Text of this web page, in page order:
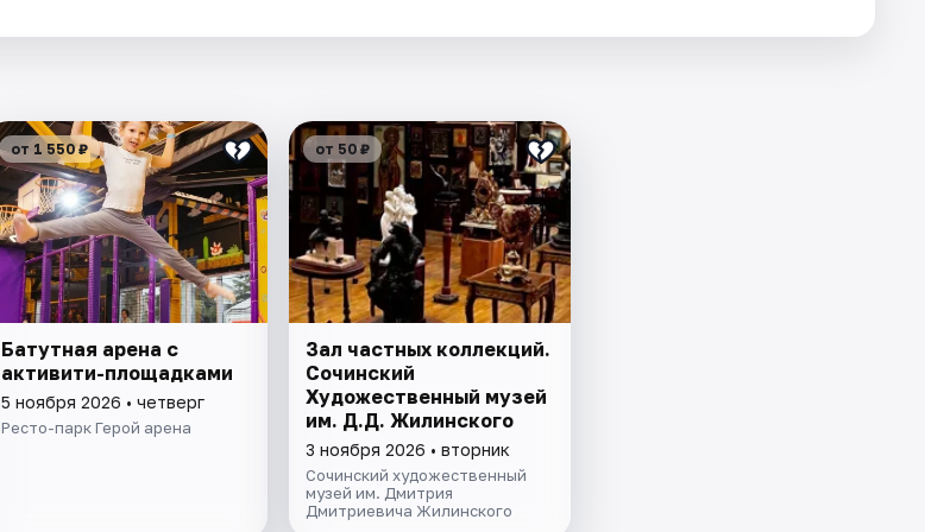
от 1 550 ₽
Батутная арена с
активити-площадками
5 ноября 2026 • четверг
Ресто-парк Герой арена
от 50 ₽
Зал частных коллекций.
Сочинский
Художественный музей
им. Д.Д. Жилинского
3 ноября 2026 • вторник
Сочинский художественный
музей им. Дмитрия
Дмитриевича Жилинского